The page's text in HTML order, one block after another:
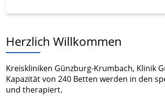
Herzlich Willkommen
Kreiskliniken Günzburg-Krumbach, Klinik
Kapazität von 240 Betten werden in den
und therapiert.